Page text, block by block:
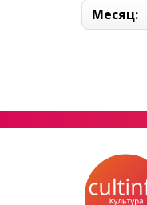
Месяц: